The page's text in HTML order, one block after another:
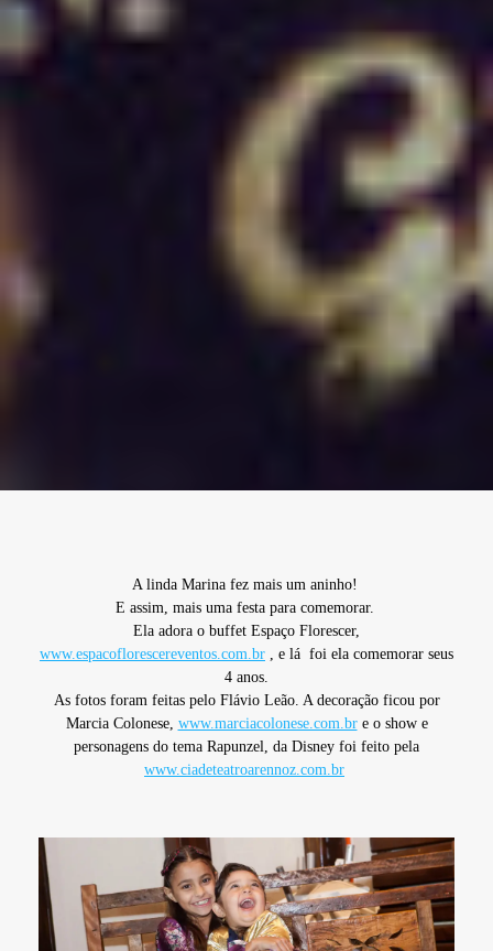
A linda Marina fez mais um aninho!
E assim, mais uma festa para comemorar.
Ela adora o buffet Espaço Florescer,
www.espacoflorescereventos.com.br , e lá foi ela comemorar seus
4 anos.
As fotos foram feitas pelo Flávio Leão. A decoração ficou por
Marcia Colonese, www.marciacolonese.com.bre o show e
personagens do tema Rapunzel, da Disney foi feito pela
www.ciadeteatroarennoz.com.br